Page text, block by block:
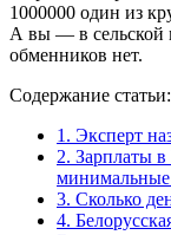
1000000 один из
А вы — в сельской
обменников нет.
Содержание статьи:
1. Эксперт
2. Зарплаты в
3. Сколько
4.